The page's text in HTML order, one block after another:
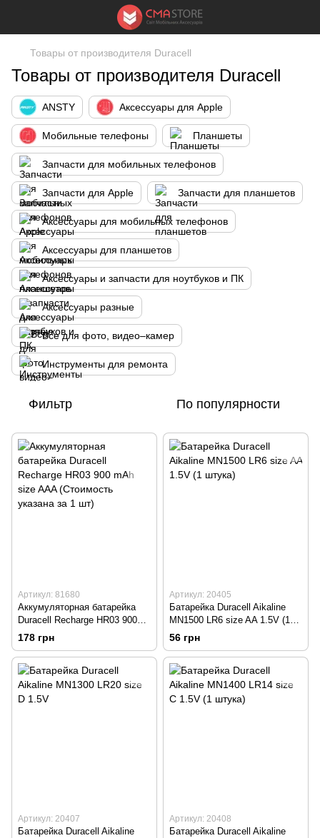
Товары от производителя Duracell
Товары от производителя Duracell
ANSTY Аксессуары для Apple
Мобильные телефоны Планшеты
Запчасти для мобильных телефонов
Запчасти для Apple Запчасти для планшетов
Аксессуары для мобильных телефонов
Аксессуары для планшетов
Аксессуары и запчасти для ноутбуков и ПК
Аксессуары разные
Все для фото, видео–камер
Инструменты для ремонта
Фильтр По популярности
Артикул: 81680
Аккумуляторная батарейка
Duracell Recharge HR03 900
mAh size AAA (Стоимость
указана за 1 шт)
178 грн
Артикул: 20405
Батарейка Duracell Aikaline
MN1500 LR6 size AA 1.5V (1
штука)
56 грн
Артикул: 20407
Батарейка Duracell Aikaline
Артикул: 20408
Батарейка Duracell Aikaline